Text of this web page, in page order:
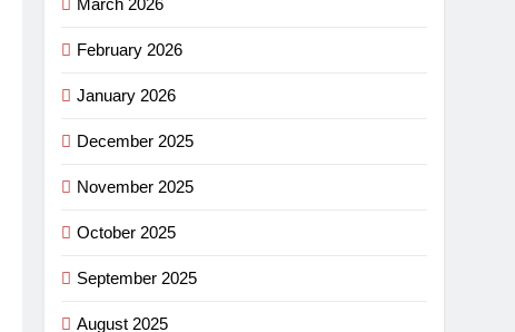
March 2026
February 2026
January 2026
December 2025
November 2025
October 2025
September 2025
August 2025